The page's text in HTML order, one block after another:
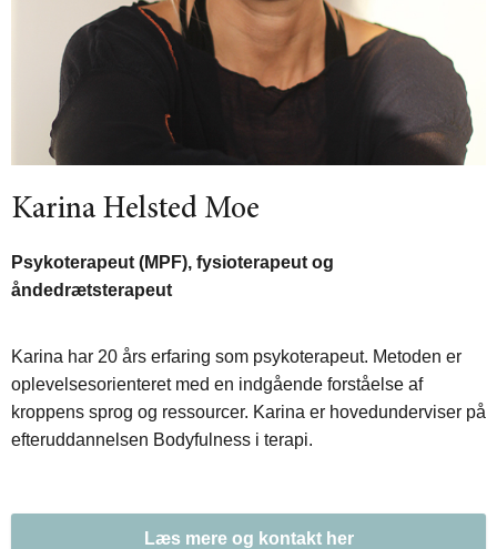
Karina Helsted Moe
Psykoterapeut (MPF), fysioterapeut og
åndedrætsterapeut
Karina har 20 års erfaring som psykoterapeut. Metoden er
oplevelsesorienteret med en indgående forståelse af
kroppens sprog og ressourcer. Karina er hovedunderviser på
efteruddannelsen Bodyfulness i terapi.
Læs mere og kontakt her